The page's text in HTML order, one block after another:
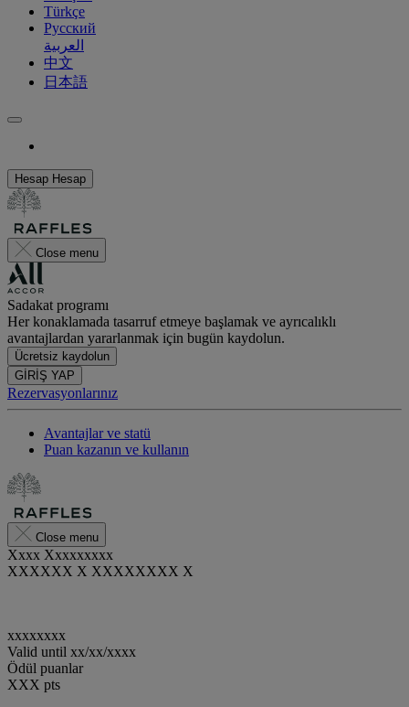
Türkçe
Русский
العربية
中文
日本語
Hesap Hesap
Close menu
Sadakat programı
Her konaklamada tasarruf etmeye başlamak ve ayrıcalıklı
avantajlardan yararlanmak için bugün kaydolun.
Ücretsiz kaydolun
GİRİŞ YAP
Rezervasyonlarınız
Avantajlar ve statü
Puan kazanın ve kullanın
Close menu
Xxxx Xxxxxxxxx
XXXXXX X XXXXXXXX X
xxxxxxxx
Valid until xx/xx/xxxx
Ödül puanlar
XXX pts